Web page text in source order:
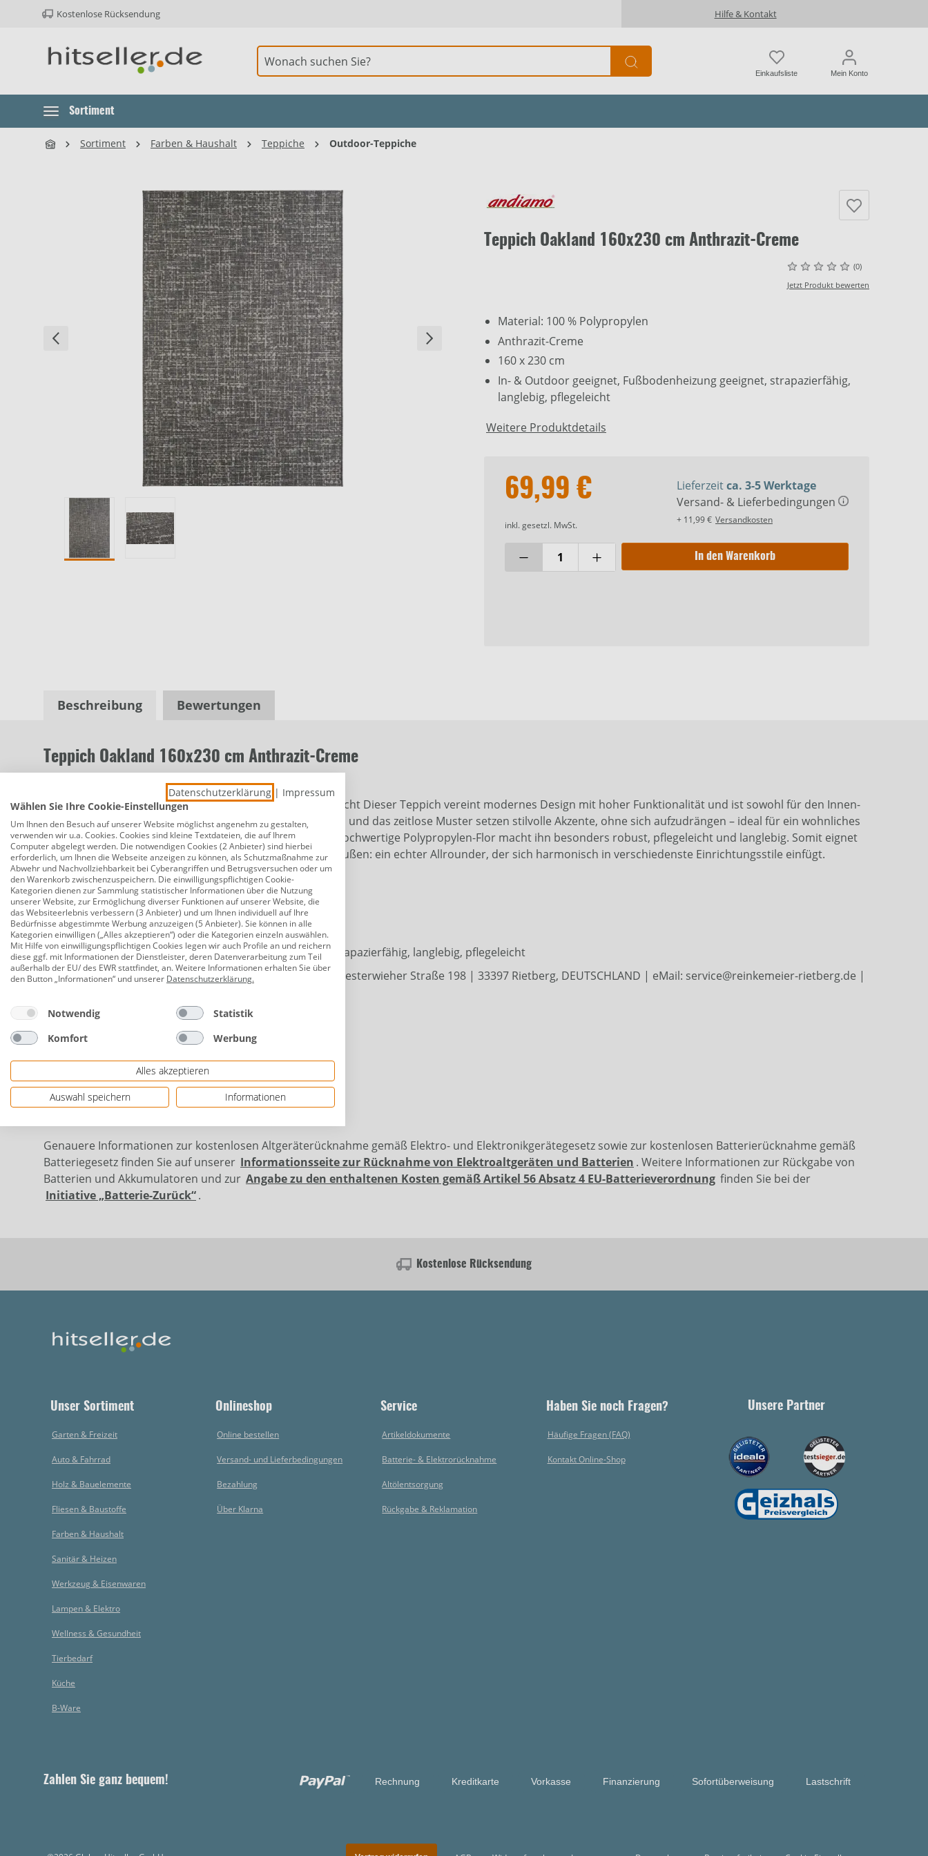
Hauptnavigation springen
Kostenlose Rücksendung Hilfe & Kontakt
Einkaufsliste Mein Konto
Sortiment
Sortiment Farben & Haushalt Teppiche Outdoor-Teppiche
Teppich Oakland 160x230 cm Anthrazit-Creme
(0)
Jetzt Produkt bewerten
Material: 100 % Polypropylen
Anthrazit-Creme
160 x 230 cm
In- & Outdoor geeignet, Fußbodenheizung geeignet, strapazierfähig,
langlebig, pflegeleicht
Weitere Produktdetails
69,99 €
inkl. gesetzl. MwSt.
Lieferzeitca. 3-5 Werktage
Versand- & Lieferbedingungen
+ 11,99 € Versandkosten
In den Warenkorb
Beschreibung Bewertungen
Teppich Oakland 160x230 cm Anthrazit-Creme
In- & Outdoorteppich Oakland – zeitlos, vielseitig, pflegeleicht Dieser Teppich vereint modernes Design mit hoher Funktionalität und ist sowohl für den Innen-
als auch den Außenbereich geeignet. Die dezenten Farben und das zeitlose Muster setzen stilvolle Akzente, ohne sich aufzudrängen – ideal für ein wohnliches
Ambiente auf Balkon, Terrasse oder im Wohnraum. Der hochwertige Polypropylen-Flor macht ihn besonders robust, pflegeleicht und langlebig. Somit eignet
der Teppich sich ideal für den Alltag. Ob drinnen oder draußen: ein echter Allrounder, der sich harmonisch in verschiedenste Einrichtungsstile einfügt.
Material: 100 % Polypropylen
Anthrazit-Creme
160 x 230 cm
In- & Outdoor geeignet, Fußbodenheizung geeignet, strapazierfähig, langlebig, pflegeleicht
Herstellerinformationen: Frank Reinkemeier GmbH | Westerwieher Straße 198 | 33397 Rietberg, DEUTSCHLAND | eMail: service@reinkemeier-rietberg.de |
Genauere Informationen zur kostenlosen Altgeräterücknahme gemäß Elektro- und Elektronikgerätegesetz sowie zur kostenlosen Batterierücknahme gemäß
Batteriegesetz finden Sie auf unserer Informationsseite zur Rücknahme von Elektroaltgeräten und Batterien . Weitere Informationen zur Rückgabe von
Batterien und Akkumulatoren und zur Angabe zu den enthaltenen Kosten gemäß Artikel 56 Absatz 4 EU-Batterieverordnung finden Sie bei der
Initiative „Batterie-Zurück“.
Kostenlose Rücksendung
Unser Sortiment
Garten & Freizeit
Auto & Fahrrad
Holz & Bauelemente
Fliesen & Baustoffe
Farben & Haushalt
Sanitär & Heizen
Werkzeug & Eisenwaren
Lampen & Elektro
Wellness & Gesundheit
Tierbedarf
Küche
B-Ware
Onlineshop
Online bestellen
Versand- und Lieferbedingungen
Bezahlung
Über Klarna
Service
Artikeldokumente
Batterie- & Elektrorücknahme
Altölentsorgung
Rückgabe & Reklamation
Haben Sie noch Fragen?
Häufige Fragen (FAQ)
Kontakt Online-Shop
Unsere Partner
Zahlen Sie ganz bequem! Rechnung Kreditkarte Vorkasse Finanzierung Sofortüberweisung Lastschrift
Datenschutzerklärung | Impressum
Wählen Sie Ihre Cookie-Einstellungen
Um Ihnen den Besuch auf unserer Website möglichst angenehm zu gestalten,
verwenden wir u.a. Cookies. Cookies sind kleine Textdateien, die auf Ihrem
Computer abgelegt werden. Die notwendigen Cookies (2 Anbieter) sind hierbei
erforderlich, um Ihnen die Webseite anzeigen zu können, als Schutzmaßnahme zur
Abwehr und Nachvollziehbarkeit bei Cyberangriffen und Betrugsversuchen oder um
den Warenkorb zwischenzuspeichern. Die einwilligungspflichtigen Cookie-
Kategorien dienen zur Sammlung statistischer Informationen über die Nutzung
unserer Website, zur Ermöglichung diverser Funktionen auf unserer Website, die
das Websiteerlebnis verbessern (3 Anbieter) und um Ihnen individuell auf Ihre
Bedürfnisse abgestimmte Werbung anzuzeigen (5 Anbieter). Sie können in alle
Kategorien einwilligen („Alles akzeptieren“) oder die Kategorien einzeln auswählen.
Mit Hilfe von einwilligungspflichtigen Cookies legen wir auch Profile an und reichern
diese ggf. mit Informationen der Dienstleister, deren Datenverarbeitung zum Teil
außerhalb der EU/ des EWR stattfindet, an. Weitere Informationen erhalten Sie über
den Button „Informationen“ und unserer Datenschutzerklärung.
Notwendig
Statistik
Komfort
Werbung
Alles akzeptieren
Auswahl speichern
Informationen